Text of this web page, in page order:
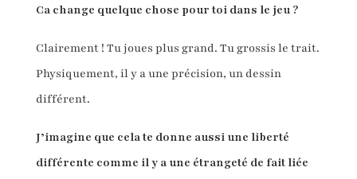
Ca change quelque chose pour toi dans le jeu ?
Clairement ! Tu joues plus grand. Tu grossis le trait.
Physiquement, il y a une précision, un dessin
différent.
J’imagine que cela te donne aussi une liberté
différente comme il y a une étrangeté de fait liée